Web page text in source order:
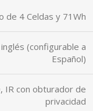
de 4 Celdas y 71Wh
(configurable a
Español)
IR con obturador de
privacidad